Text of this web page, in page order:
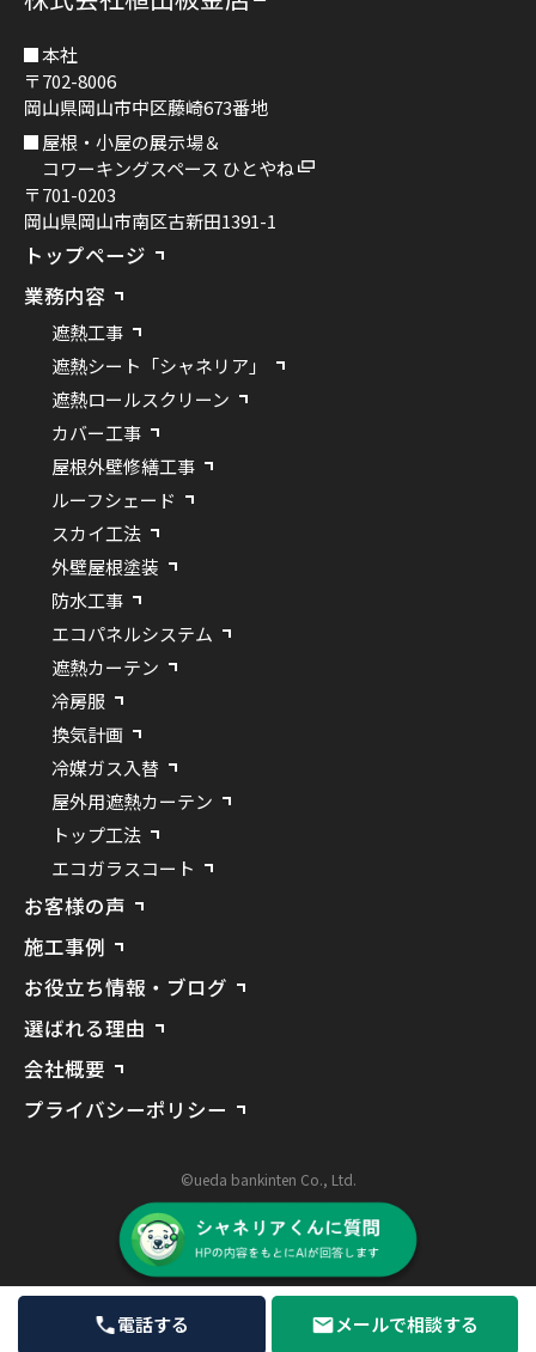
電話する メールで相談する
本社
〒702-8006
岡山県岡山市中区藤崎673番地
屋根・小屋の展示場＆
コワーキングスペース ひとやね
〒701-0203
岡山県岡山市南区古新田1391-1
お客様の声
施工事例
お役立ち情報・ブログ
選ばれる理由
会社概要
プライバシーポリシー
トップページ
業務内容
遮熱工事
遮熱シート「シャネリア」
遮熱ロールスクリーン
カバー工事
屋根外壁修繕工事
ルーフシェード
スカイ工法
外壁屋根塗装
防水工事
エコパネルシステム
遮熱カーテン
冷房服
換気計画
冷媒ガス入替
屋外用遮熱カーテン
トップ工法
エコガラスコート
©ueda bankinten Co., Ltd.